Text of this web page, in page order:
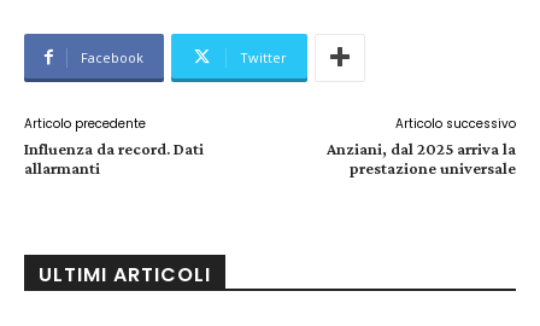
Facebook Twitter
Articolo precedente
Influenza da record. Dati
allarmanti
Articolo successivo
Anziani, dal 2025 arriva la
prestazione universale
ULTIMI ARTICOLI